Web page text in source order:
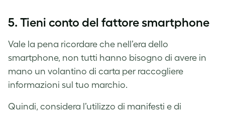
5. Tieni conto del fattore smartphone
Vale la pena ricordare che nell’era dello
smartphone, non tutti hanno bisogno di avere in
mano un volantino di carta per raccogliere
informazioni sul tuo marchio.
Quindi, considera l’utilizzo di manifesti e di